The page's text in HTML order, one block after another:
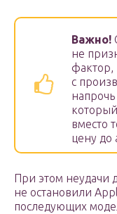
Важно!
не
фактор,
с
вместо
цену до
При этом неудачи
не остановили
последующих